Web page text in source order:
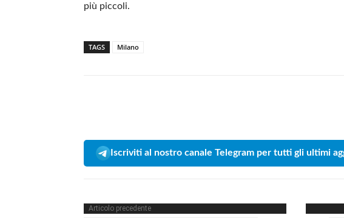
più piccoli.
TAGS Milano
Iscriviti al nostro canale Telegram per tutti gli ultimi
Articolo precedente